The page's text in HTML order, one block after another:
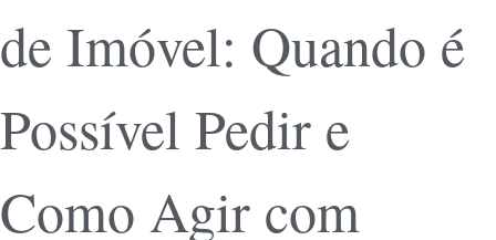
de Imóvel: Quando é
Possível Pedir e
Como Agir com